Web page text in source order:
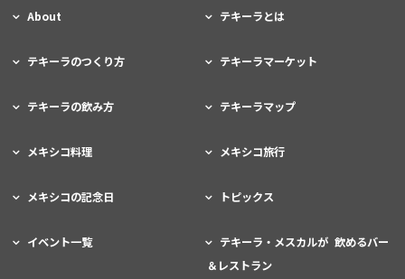
About テキーラとは
テキーラのつくり方 テキーラマーケット
テキーラの飲み方 テキーラマップ
メキシコ料理 メキシコ旅行
メキシコの記念日 トピックス
イベント一覧
テキーラ・メスカルが 飲めるバー
＆レストラン